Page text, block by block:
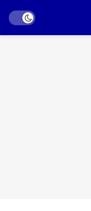
mode